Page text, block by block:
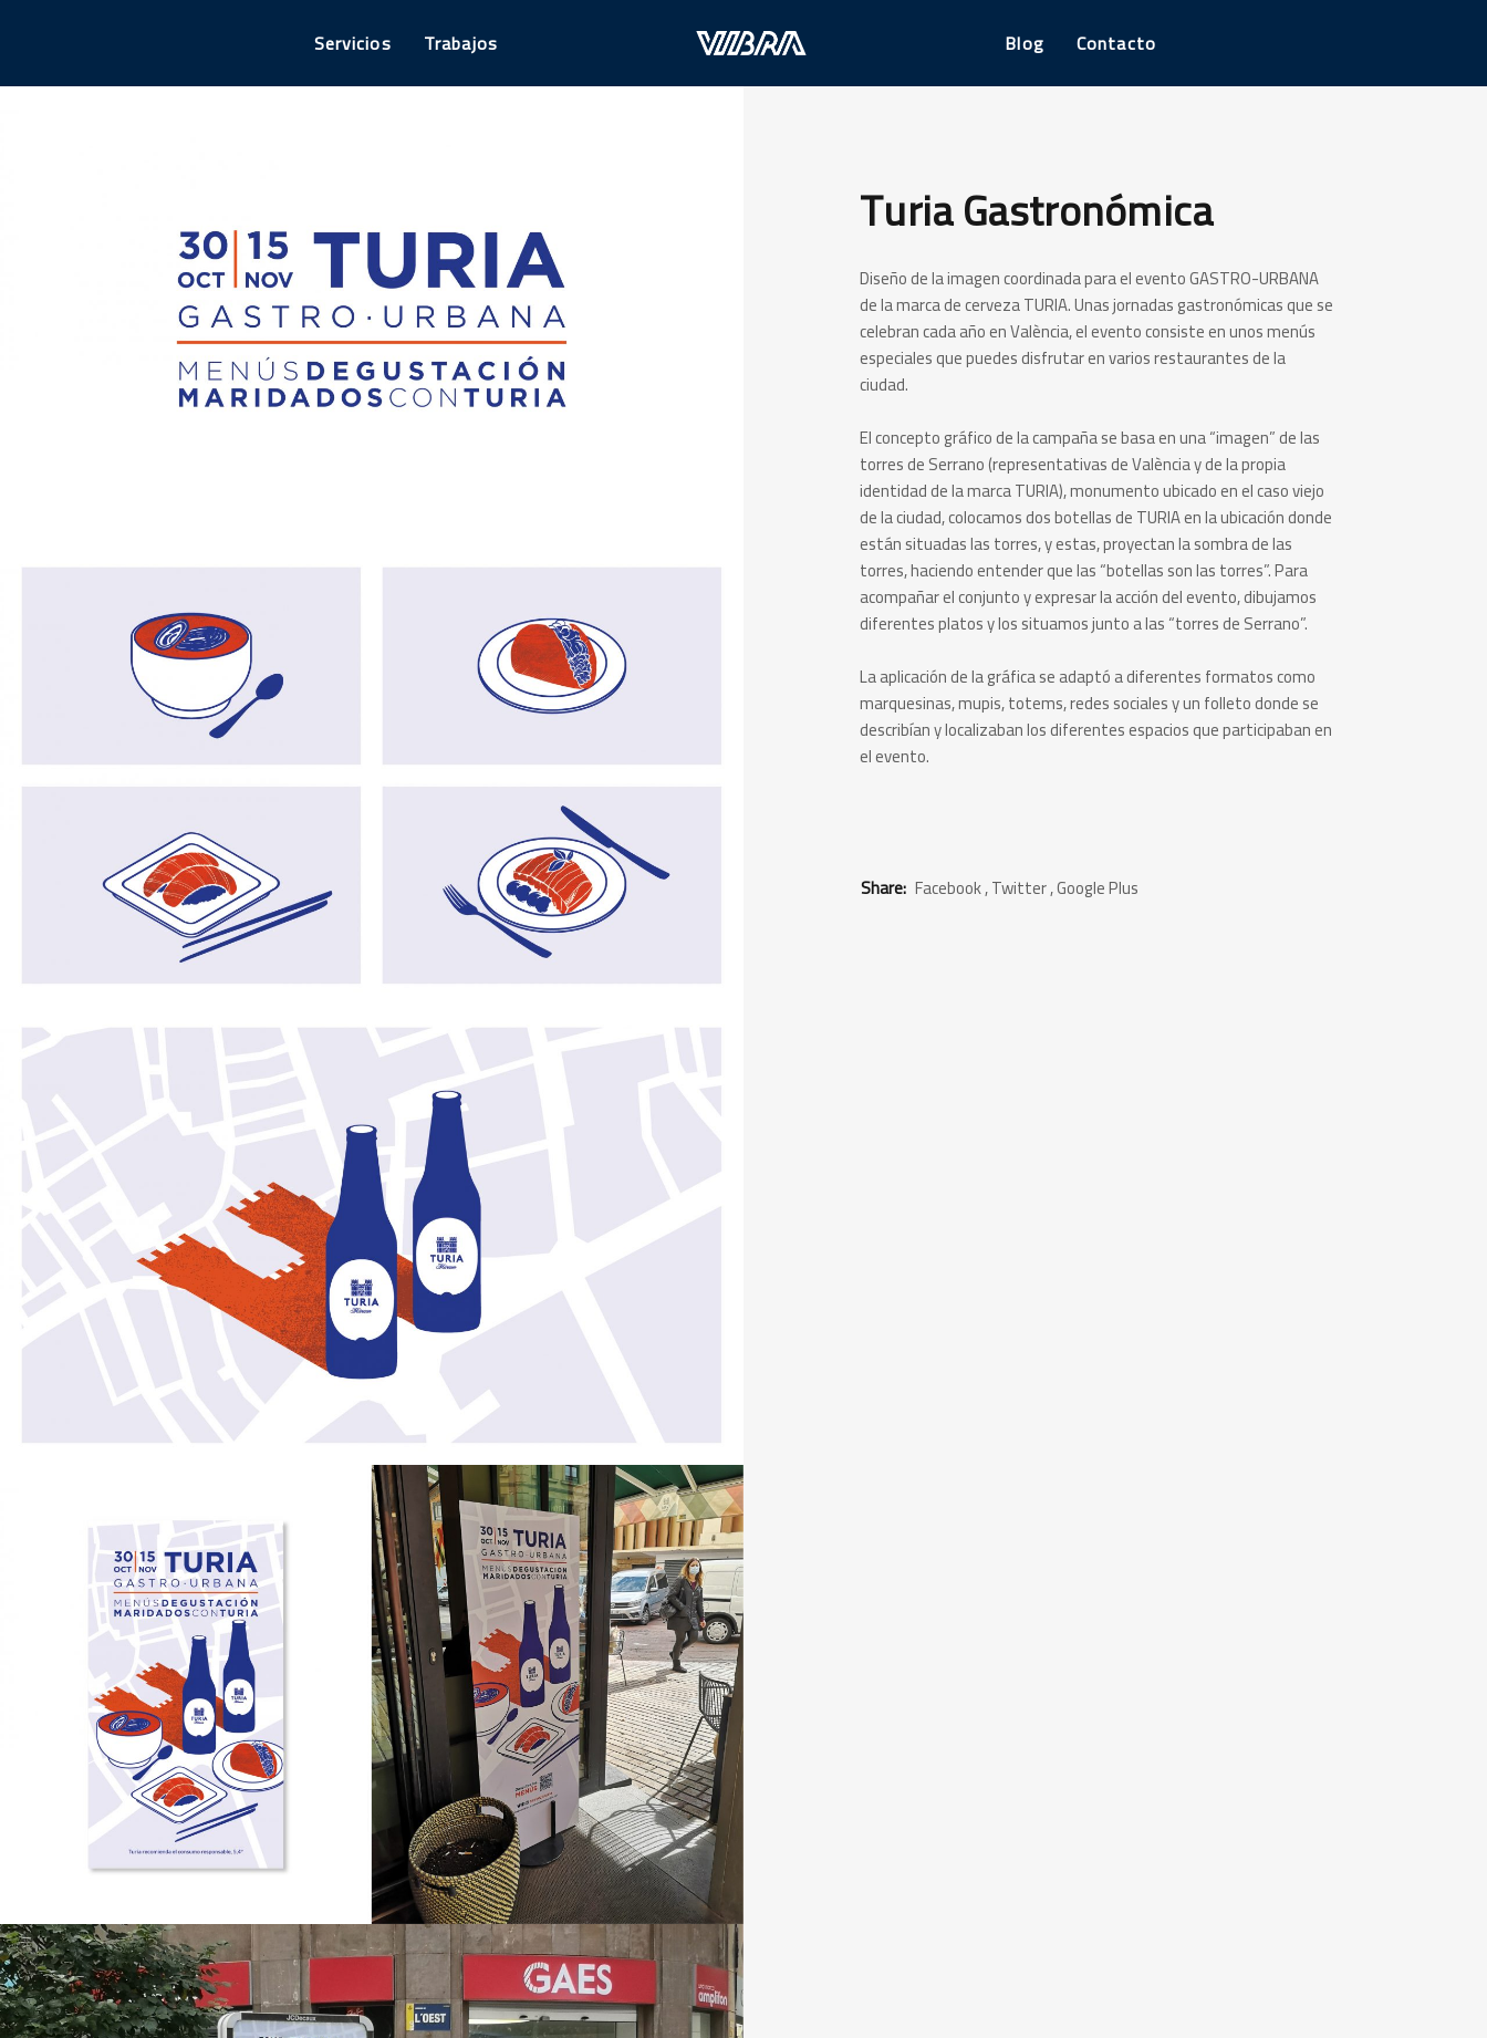
Servicios Trabajos Blog Contacto
Turia Gastronómica
Diseño de la imagen coordinada para el evento GASTRO-URBANA
de la marca de cerveza TURIA. Unas jornadas gastronómicas que se
celebran cada año en València, el evento consiste en unos menús
especiales que puedes disfrutar en varios restaurantes de la
ciudad.
El concepto gráfico de la campaña se basa en una “imagen” de las
torres de Serrano (representativas de València y de la propia
identidad de la marca TURIA), monumento ubicado en el caso viejo
de la ciudad, colocamos dos botellas de TURIA en la ubicación donde
están situadas las torres, y estas, proyectan la sombra de las
torres, haciendo entender que las “botellas son las torres”. Para
acompañar el conjunto y expresar la acción del evento, dibujamos
diferentes platos y los situamos junto a las “torres de Serrano”.
La aplicación de la gráfica se adaptó a diferentes formatos como
marquesinas, mupis, totems, redes sociales y un folleto donde se
describían y localizaban los diferentes espacios que participaban en
el evento.
Share: Facebook,Twitter,Google Plus